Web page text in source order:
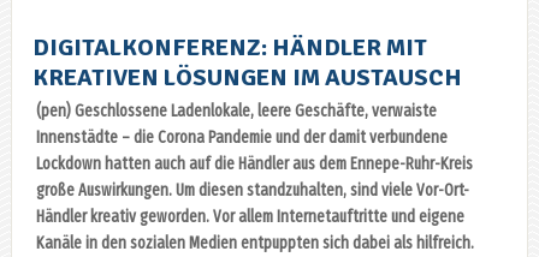
DIGITALKONFERENZ: HÄNDLER MIT
KREATIVEN LÖSUNGEN IM AUSTAUSCH
(pen) Geschlossene Ladenlokale, leere Geschäfte, verwaiste
Innenstädte – die Corona Pandemie und der damit verbundene
Lockdown hatten auch auf die Händler aus dem Ennepe-Ruhr-Kreis
große Auswirkungen. Um diesen standzuhalten, sind viele Vor-Ort-
Händler kreativ geworden. Vor allem Internetauftritte und eigene
Kanäle in den sozialen Medien entpuppten sich dabei als hilfreich.